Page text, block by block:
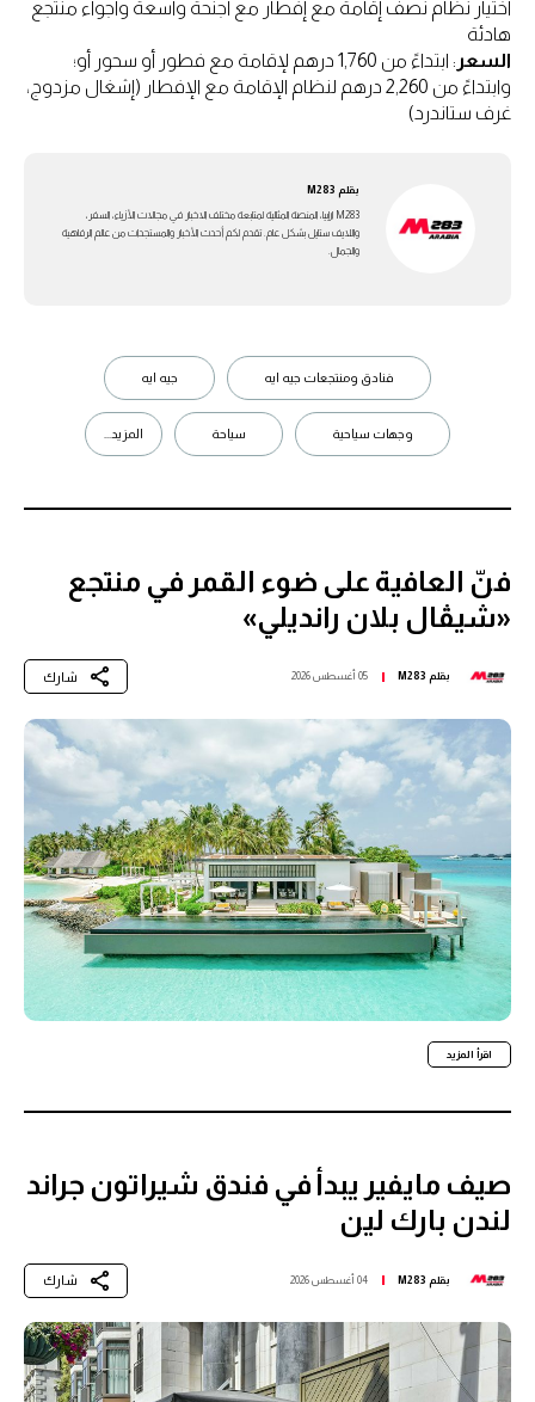
اختيار نظام نصف إقامة مع إفطار مع أجنحة واسعة وأجواء منتجع
هادئة
السعر
: ابتداءً من 1,760 درهم لإقامة مع فطور أو سحور أو؛
وابتداءً من 2,260 درهم لنظام الإقامة مع الإفطار (إشغال مزدوج،
غرف ستاندرد)
بقلم M283
M283 ارابيا، المنصة المثالية لمتابعة مختلف الاخبار في مجالات الأزياء، السفر،
واللايف ستايل بشكل عام. تقدم لكم أحدث الأخبار والمستجدات من عالم الرفاهية
والجمال.
فنادق ومنتجعات جيه ايه جيه ايه
وجهات سياحية سياحة المزيد...
فنّ العافية على ضوء القمر في منتجع
«شيڤال بلان رانديلي»
بقلم M283 05 أغسطس 2026 شارك
اقرأ المزيد
صيف مايفير يبدأ في فندق شيراتون جراند
لندن بارك لين
بقلم M283 04 أغسطس 2026 شارك